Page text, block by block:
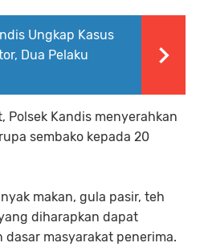
Ungkap Kasus
Dua Pelaku
Polsek Kandis menyerahkan
sembako kepada 20
makan, gula pasir, teh
diharapkan dapat
masyarakat penerima.